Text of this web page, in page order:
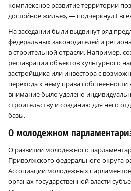
комплексное развитие территории
достойное жилье», — подчеркнул
На заседании были выдвинут ряд
федеральных законодателей и
в строительной отрасли. Например,
реставрации объектов культурного
застройщика или инвестора с
перехода к нему права
внимание было уделено
строительству и созданию для него
базы.
О молодежном
О развитии молодежного
Приволжского федерального округа
Ассоциации молодежных
органах государственной власти